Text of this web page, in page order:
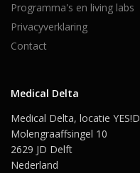
Programma's en living labs
Privacyverklaring
Contact
Medical Delta
Medical Delta, locatie
Molengraaffsingel 10
2629 JD Delft
Nederland